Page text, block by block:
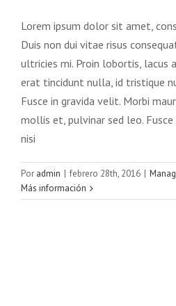
Lorem ipsum dolor sit amet,
Duis non dui vitae risus
ultricies mi. Proin lobortis, lacus
erat tincidunt nulla, id tristique
Fusce in gravida velit. Morbi
mollis et, pulvinar sed leo.
nisi
Por admin | febrero 28th, 2016 |
Más información